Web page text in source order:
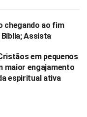
chegando ao fim
Assista
em pequenos
maior engajamento
espiritual ativa